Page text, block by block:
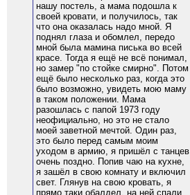
нашу постель, а мама подошла к
своей кровати, и получилось, так
что она оказалась надо мной. Я
поднял глаза и обомлел, передо
мной была мамина писька во всей
красе. Тогда я ещё не всё понимал,
но замер "по стойке смирно". Потом
ещё было несколько раз, когда это
было возможно, увидеть мою маму
в таком положении. Мама
разошлась с папой 1973 году
неофициально, но это не стало
моей заветной мечтой. Один раз,
это было перед самым моим
уходом в армию, я пришёл с танцев
очень поздно. Попив чаю на кухне,
я зашёл в свою комнату и включил
свет. Глянув на свою кровать, я
прямо таки обалдел, на ней спали